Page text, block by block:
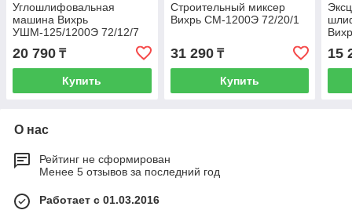
Углошлифовальная
машина Вихрь
УШМ-125/1200Э 72/12/7
20 790 ₸
Купить
Строительный миксер
Вихрь СМ-1200Э 72/20/1
31 290₸
Купить
15
О нас
Рейтинг не сформирован
Менее 5 отзывов за последний год
Работает с 01.03.2016